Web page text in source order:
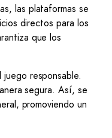
las plataformas se
directos para los
que los
responsable.
segura. Así, se
promoviendo un